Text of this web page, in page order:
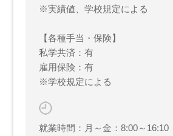
※実績値、学校規定による
【各種手当・保険】
私学共済：有
雇用保険：有
※学校規定による
就業時間：月～金：8:00～